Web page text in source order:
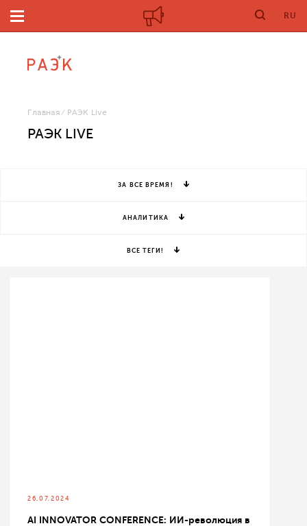
RU
Главная РАЭК Live
РАЭК LIVE
ЗА ВСЕ ВРЕМЯ!
АНАЛИТИКА
ВСЕ ТЕГИ!
26.07.2024
AI INNOVATOR CONFERENCE: ИИ-революция в